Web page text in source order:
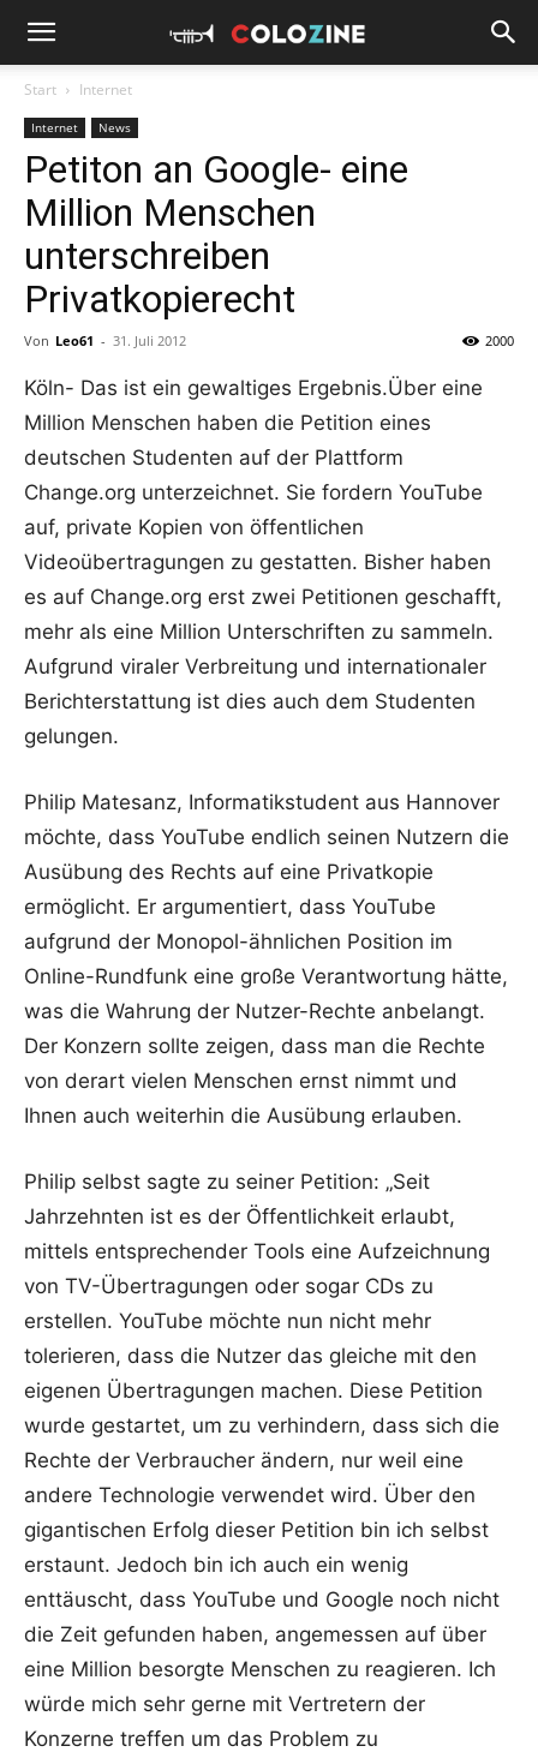
Start Internet
Internet News
Petiton an Google- eine
Million Menschen
unterschreiben
Privatkopierecht
Von Leo61 - 31. Juli 2012 2000
Köln- Das ist ein gewaltiges Ergebnis.Über eine
Million Menschen haben die Petition eines
deutschen Studenten auf der Plattform
Change.org unterzeichnet. Sie fordern YouTube
auf, private Kopien von öffentlichen
Videoübertragungen zu gestatten. Bisher haben
es auf Change.org erst zwei Petitionen geschafft,
mehr als eine Million Unterschriften zu sammeln.
Aufgrund viraler Verbreitung und internationaler
Berichterstattung ist dies auch dem Studenten
gelungen.
Philip Matesanz, Informatikstudent aus Hannover
möchte, dass YouTube endlich seinen Nutzern die
Ausübung des Rechts auf eine Privatkopie
ermöglicht. Er argumentiert, dass YouTube
aufgrund der Monopol-ähnlichen Position im
Online-Rundfunk eine große Verantwortung hätte,
was die Wahrung der Nutzer-Rechte anbelangt.
Der Konzern sollte zeigen, dass man die Rechte
von derart vielen Menschen ernst nimmt und
Ihnen auch weiterhin die Ausübung erlauben.
Philip selbst sagte zu seiner Petition: „Seit
Jahrzehnten ist es der Öffentlichkeit erlaubt,
mittels entsprechender Tools eine Aufzeichnung
von TV-Übertragungen oder sogar CDs zu
erstellen. YouTube möchte nun nicht mehr
tolerieren, dass die Nutzer das gleiche mit den
eigenen Übertragungen machen. Diese Petition
wurde gestartet, um zu verhindern, dass sich die
Rechte der Verbraucher ändern, nur weil eine
andere Technologie verwendet wird. Über den
gigantischen Erfolg dieser Petition bin ich selbst
erstaunt. Jedoch bin ich auch ein wenig
enttäuscht, dass YouTube und Google noch nicht
die Zeit gefunden haben, angemessen auf über
eine Million besorgte Menschen zu reagieren. Ich
würde mich sehr gerne mit Vertretern der
Konzerne treffen um das Problem zu